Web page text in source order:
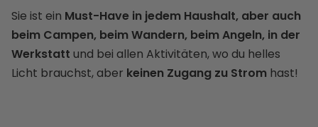
Sie ist ein Must-Have in jedem Haushalt, aber auch
beim Campen, beim Wandern, beim Angeln, in der
Werkstatt und bei allen Aktivitäten, wo du helles
Licht brauchst, aber keinen Zugang zu Strom hast!